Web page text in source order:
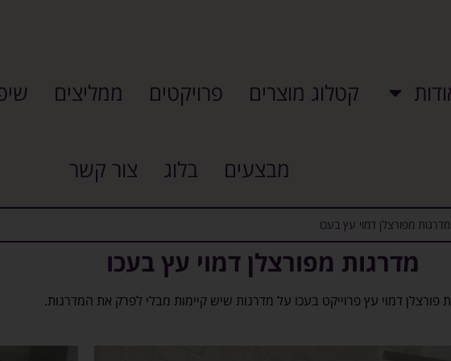
קטלוג מוצרים פרויקטים ממליצים
מבצעים בלוג צור קשר
מדרגות מפורצלן דמוי עץ בעכו
מדרגות מפורצלן דמוי עץ בעכו
פורצלן דמוי עץ פרוייקט בעכו על מדרגות שיש קיימות מבלי לפרק את המדרגות.